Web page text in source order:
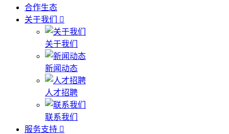
合作生态
关于我们
关于我们
新闻动态
人才招聘
联系我们
服务支持